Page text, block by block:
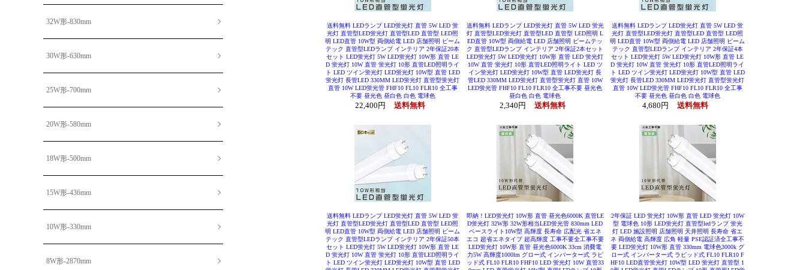
32W形-830mm
30W形-630mm
25W形-700mm
20W形-580mm
18W形-500mm
15W形-436mm
10W形-330mm
8W形-2870mm
送料無料 LEDランプ LED蛍光灯 直管 5W LED 蛍
光灯 直管型LED蛍光灯 直管型LED 直管型 LED照
明 LED直管 10W型 両側給電 LED 店舗照明 ビーム
テック 直管型LEDランプ インテリア 2年保証20本
セット LED蛍光灯 5W LED蛍光灯 10W形 直管 LE
D 蛍光灯 10W 直管 蛍光灯 10形 直管LED照明ライ
ト LED ツイン蛍光灯 LED蛍光灯 10W型 直管 LED
蛍光灯 長管LED 330MM LED蛍光灯 直管型蛍光灯
直管 10W LED蛍光管 FHF10 FL10 FLR10 全工事
不要 昼光色 昼白色 白色 電球色
22,400円 送料無料
送料無料 LEDランプ LED蛍光灯 直管 5W LED 蛍光
灯 直管型LED蛍光灯 直管型LED 直管型 LED照明 L
ED直管 10W型 両側給電 LED 店舗照明 ビームテッ
ク 直管型LEDランプ インテリア 2年保証2本セット
LED蛍光灯 5W LED蛍光灯 10W形 直管 LED 蛍光灯
10W 直管 蛍光灯 10形 直管LED照明ライト LED ツ
イン蛍光灯 LED蛍光灯 10W型 直管 LED蛍光灯 長
管LED 330MM LED蛍光灯 直管型蛍光灯 直管 10W
LED蛍光管 FHF10 FL10 FLR10 全工事不要 昼光色
昼白色 白色 電球色
2,340円 送料無料
送料無料 LEDランプ LED蛍光灯 直管 5W LED 蛍
光灯 直管型LED蛍光灯 直管型LED 直管型 LED照
明 LED直管 10W型 両側給電 LED 店舗照明 ビーム
テック 直管型LEDランプ インテリア 2年保証4本
セット LED蛍光灯 5W LED蛍光灯 10W形 直管 LE
D 蛍光灯 10W 直管 蛍光灯 10形 直管LED照明ライ
ト LED ツイン蛍光灯 LED蛍光灯 10W型 直管 LED
蛍光灯 長管LED 330MM LED蛍光灯 直管型蛍光灯
直管 10W LED蛍光管 FHF10 FL10 FLR10 全工事
不要 昼光色 昼白色 白色 電球色
4,680円 送料無料
送料無料 LEDランプ LED蛍光灯 直管 5W LED 蛍
光灯 直管型LED蛍光灯 直管型LED 直管型 LED照
明 LED直管 10W型 両側給電 LED 店舗照明 ビーム
テック 直管型LEDランプ インテリア 2年保証50本
セット LED蛍光灯 5W LED蛍光灯 10W形 直管 LE
D 蛍光灯 10W 直管 蛍光灯 10形 直管LED照明ライ
ト LED ツイン蛍光灯 LED蛍光灯 10W型 直管 LED
即納！LED蛍光灯 10W形 直管 昼光色6000K 直管LE
D蛍光灯 32W形 32W形相当LED蛍光管 830mm LED
ベースライト10W型 高輝度 長寿命 広配光 省エネ
エコ 超省エネタイプ 超高輝度 工事不要全工事不要
LED蛍光灯 10W形 直管 昼光色6000K 33cm 消費電
力5W 高輝度1000lm グロー式 インバーター式 ラピ
ッド式 FL10 FLR10 FHF10 LED 蛍光灯 10W 直管33
2年保証 LED 蛍光灯 10W形 直管 LED 蛍光灯 10W
型 電球色 10形 LED蛍光灯 直管型ledランプ 蛍光
灯 LED 施設照明 店舗照明 天井照明 長寿命 省エ
ネ 両側給電 高輝度 広角 軽量 PSE認証済全工事不
要 LED蛍光灯 10W形 直管 330mm 電球色3000k グ
ロー式 インバーター式 ラピッド式 FL10 FLR10 F
HF10 LED直管蛍光灯 10W型 LED 蛍光灯 直管型 1